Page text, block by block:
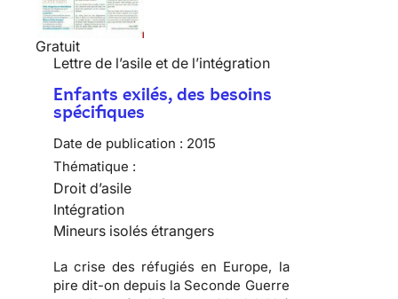
Gratuit
Lettre de l’asile et de l’intégration
Enfants exilés, des besoins
spécifiques
Date de publication : 2015
Thématique :
Droit d’asile
Intégration
Mineurs isolés étrangers
La crise des réfugiés en Europe, la
pire dit-on depuis la Seconde Guerre